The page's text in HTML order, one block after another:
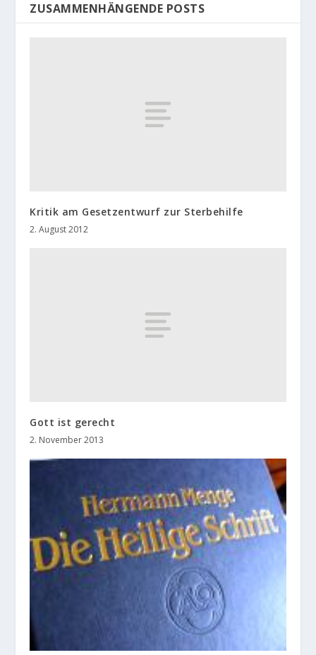
ZUSAMMENHÄNGENDE POSTS
Kritik am Gesetzentwurf zur Sterbehilfe
2. August 2012
Gott ist gerecht
2. November 2013